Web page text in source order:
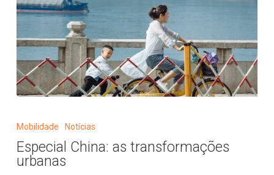
China:
transformações
urbanas
Mobilidade Notícias
Especial China: as transformações
urbanas